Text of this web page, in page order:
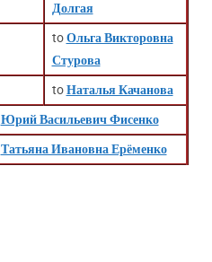
Долгая
toОльга Викторовна
Стурова
toНаталья Качанова
Юрий Васильевич Фисенко
Татьяна Ивановна Ерёменко